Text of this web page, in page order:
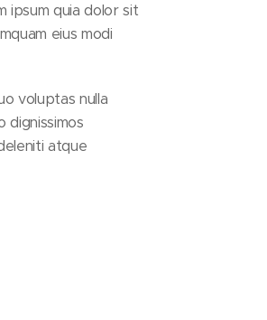
ipsum quia dolor sit
eius modi
voluptas nulla
atque